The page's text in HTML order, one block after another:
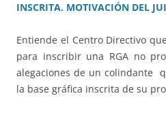
INSCRITA. MOTIVACIÓN DEL
Entiende el Centro Directivo
para inscribir una RGA no
alegaciones de un colindante
la base gráfica inscrita de su